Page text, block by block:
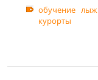
обучение
курорты